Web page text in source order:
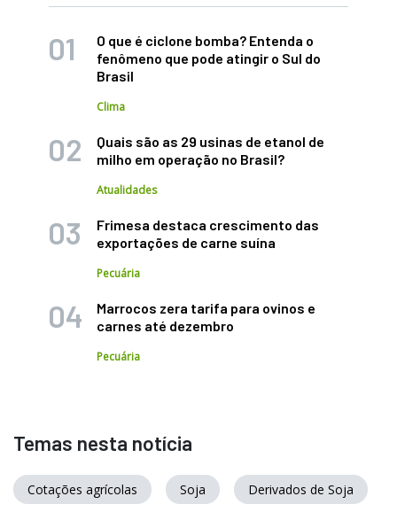
O que é ciclone bomba? Entenda o
fenômeno que pode atingir o Sul do
Brasil
Clima
Quais são as 29 usinas de etanol de
milho em operação no Brasil?
Atualidades
Frimesa destaca crescimento das
exportações de carne suína
Pecuária
Marrocos zera tarifa para ovinos e
carnes até dezembro
Pecuária
Temas nesta notícia
Cotações agrícolas Soja Derivados de Soja